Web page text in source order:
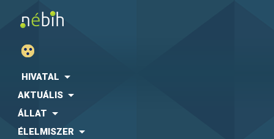
HIVATAL
AKTUÁLIS
ÁLLAT
ÉLELMISZER